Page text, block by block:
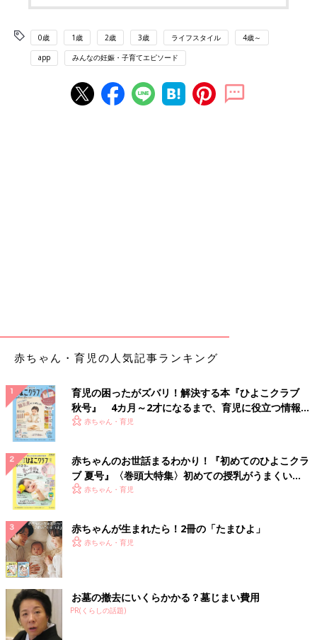
0歳 1歳 2歳 3歳 ライフスタイル 4歳～
app みんなの妊娠・子育てエピソード
赤ちゃん・育児の人気記事ランキング
育児の困ったがズバリ！解決する本『ひよこクラブ
秋号』 4カ月～2才になるまで、育児に役立つ情報が
いっぱい！
赤ちゃん・育児
赤ちゃんのお世話まるわかり！『初めてのひよこクラ
ブ 夏号』〈巻頭大特集〉初めての授乳がうまくい
く！ おっぱい・ミルクの基本と夏のトラブル 解決テ
赤ちゃん・育児
赤ちゃんが生まれたら！2冊の「たまひよ」
赤ちゃん・育児
お墓の撤去にいくらかかる？墓じまい費用
PR(くらしの話題)